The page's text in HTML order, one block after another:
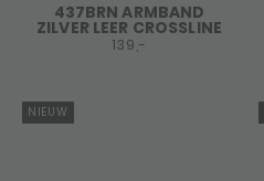
437BRN ARMBAND
ZILVER LEER CROSSLINE
139,-
NIEUW